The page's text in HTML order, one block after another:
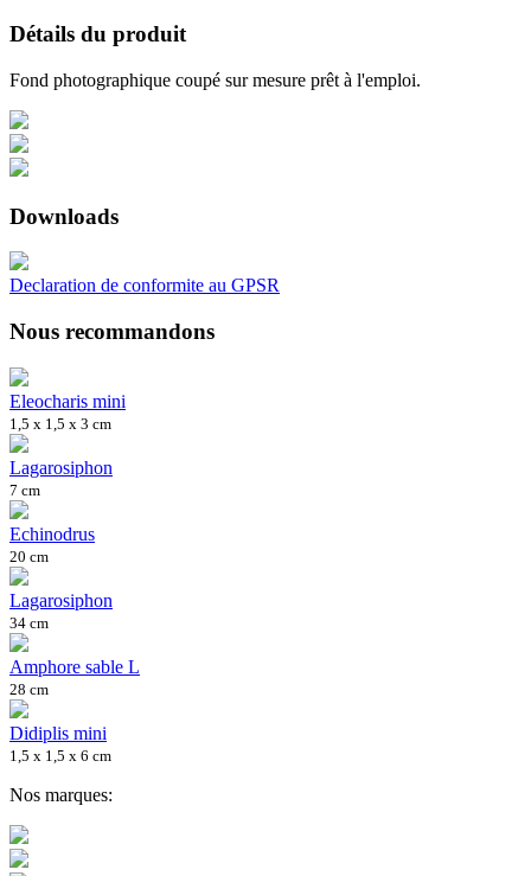
Détails du produit
Fond photographique coupé sur mesure prêt à l'emploi.
Downloads
Declaration de conformite au GPSR
Nous recommandons
Eleocharis mini
1,5 x 1,5 x 3 cm
Lagarosiphon
7 cm
Echinodrus
20 cm
Lagarosiphon
34 cm
Amphore sable L
28 cm
Didiplis mini
1,5 x 1,5 x 6 cm
Nos marques: